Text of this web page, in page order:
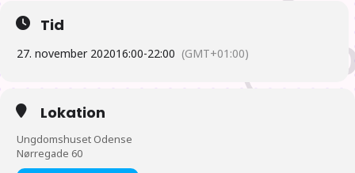
Tid
27. november 202016:00-22:00 (GMT+01:00)
Lokation
Ungdomshuset Odense
Nørregade 60